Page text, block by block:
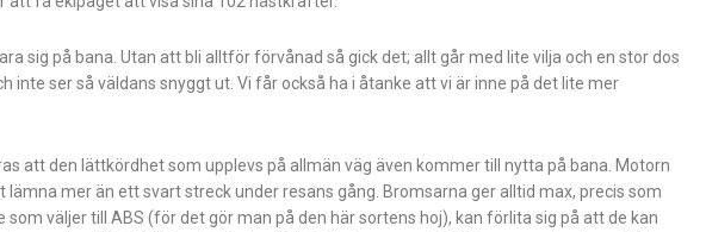
sig på bana. Utan att bli alltför förvånad så gick det; allt går med lite vilja och en stor dos
inte ser så väldans snyggt ut. Vi får också ha i åtanke att vi är inne på det lite mer
att den lättkördhet som upplevs på allmän väg även kommer till nytta på bana. Motorn
mer än ett svart streck under resans gång. Bromsarna ger alltid max, precis som
väljer till ABS (för det gör man på den här sortens hoj), kan förlita sig på att de kan